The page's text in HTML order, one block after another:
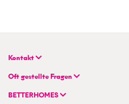
Kontakt
BETTERHOMES Real GmbH
Hauptsitz
Wienerbergstraße 7 / D 2.OG
Oft gestellte Fragen
FAQ | Immobilie verkaufen/vermieten
BETTERHOMES